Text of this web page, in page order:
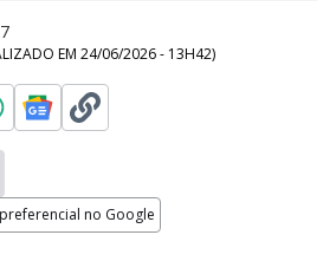
EM 24/06/2026 - 13H42)
no Google
95.64%